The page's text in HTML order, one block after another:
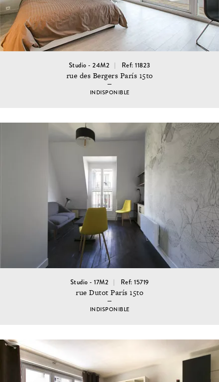
Studio - 24M2 Ref: 11823
rue des Bergers París 15to
INDISPONIBLE
Studio - 17M2 Ref: 15719
rue Dutot París 15to
INDISPONIBLE